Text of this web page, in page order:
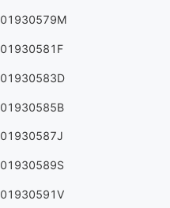
01930579M
01930581F
01930583D
01930585B
01930587J
01930589S
01930591V